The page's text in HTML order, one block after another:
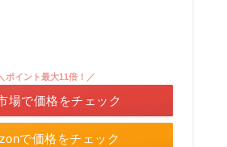
で価格をチェック
ポイント最大11倍！／
場で価格をチェック